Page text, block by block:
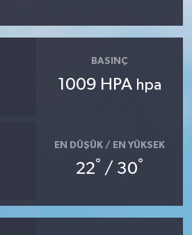
BASINÇ
1009 HPA hpa
EN DÜŞÜK / EN YÜKSEK
22° / 30°